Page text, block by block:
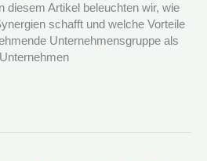
diesem Artikel beleuchten wir, wie
schafft und welche Vorteile
Unternehmensgruppe als